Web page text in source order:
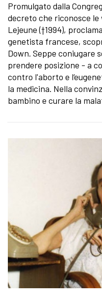
Promulgato dalla
decreto che riconosce
Lejeune (†1994),
genetista francese,
Down. Seppe coniugare
prendere posizione - a
contro l'aborto e
la medicina. Nella
bambino e curare la